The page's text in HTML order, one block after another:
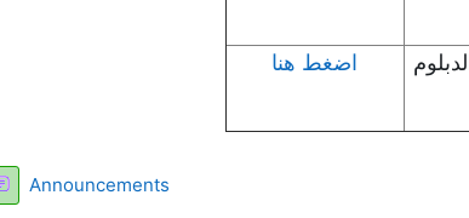
اضغط هنا
Announcements